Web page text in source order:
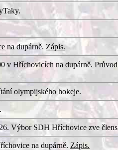
na dupárně. Zápis.
v Hříchovicích na dupárně.
olympijského hokeje.
Výbor SDH Hříchovice zve
na dupárně. Zápis.